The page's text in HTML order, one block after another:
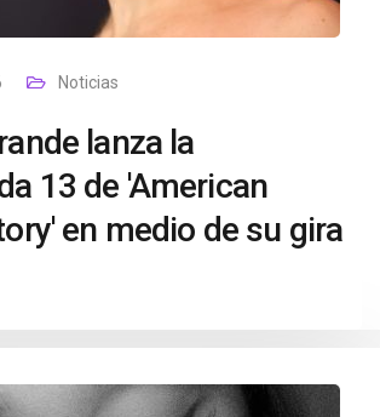
Noticias
lanza la
13 de 'American
en medio de su gira